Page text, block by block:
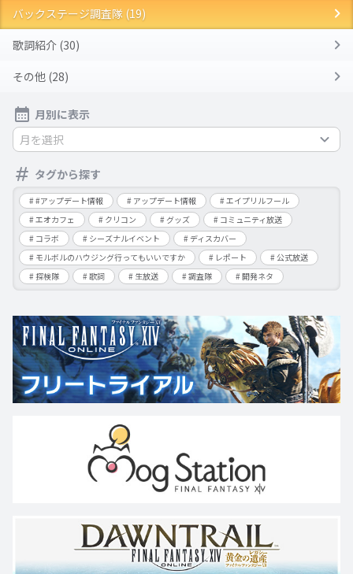
バックステージ調査隊 (19)
歌詞紹介 (30)
その他 (28)
月別に表示
月を選択
タグから探す
#アップデート情報 アップデート情報
エイプリルフール
エオカフェ
クリコン グッズ
コミュニティ放送
コラボ
シーズナルイベント
ディスカバー
モルボルのハウジング行ってもいいですか
レポート
公式放送
探検隊
歌詞 生放送 調査隊 開発ネタ